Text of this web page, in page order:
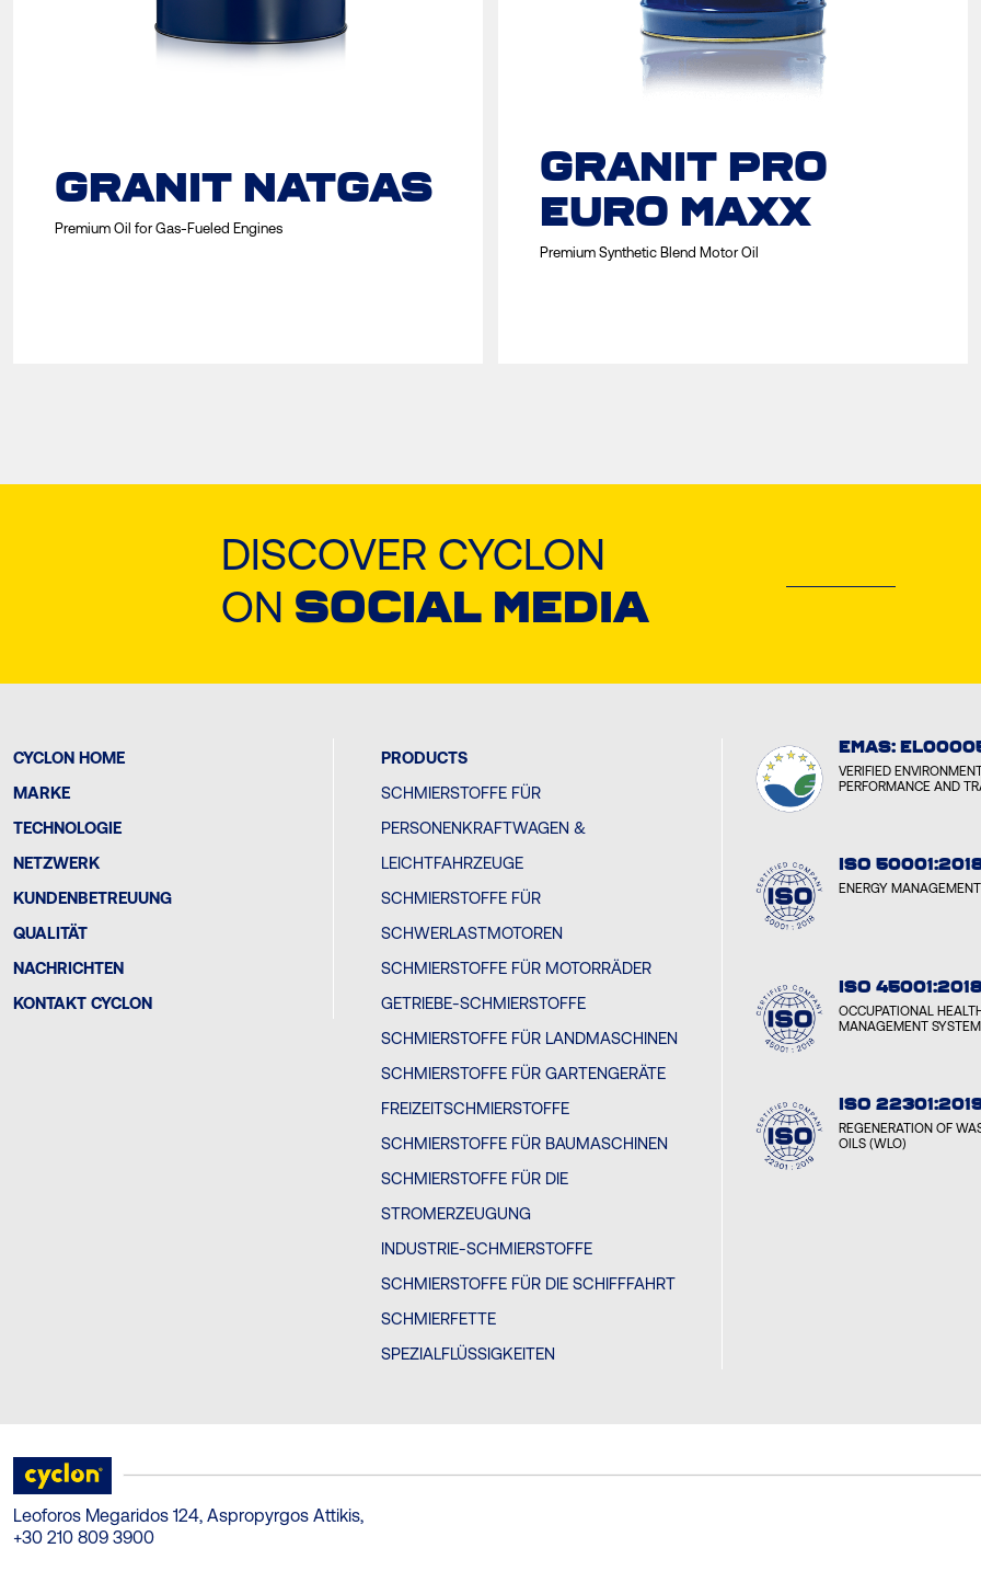
GRANIT NATGAS
Premium Oil for Gas-Fueled Engines
GRANIT PRO
EURO MAXX
Premium Synthetic Blend Motor Oil
DISCOVER CYCLON
ON SOCIAL MEDIA
CYCLON HOME
MARKE
TECHNOLOGIE
NETZWERK
KUNDENBETREUUNG
QUALITÄT
NACHRICHTEN
KONTAKT CYCLON
PRODUCTS
SCHMIERSTOFFE FÜR
PERSONENKRAFTWAGEN &
LEICHTFAHRZEUGE
SCHMIERSTOFFE FÜR
SCHWERLASTMOTOREN
SCHMIERSTOFFE FÜR MOTORRÄDER
GETRIEBE-SCHMIERSTOFFE
SCHMIERSTOFFE FÜR LANDMASCHINEN
SCHMIERSTOFFE FÜR GARTENGERÄTE
FREIZEITSCHMIERSTOFFE
SCHMIERSTOFFE FÜR BAUMASCHINEN
SCHMIERSTOFFE FÜR DIE
STROMERZEUGUNG
INDUSTRIE-SCHMIERSTOFFE
SCHMIERSTOFFE FÜR DIE SCHIFFFAHRT
SCHMIERFETTE
SPEZIALFLÜSSIGKEITEN
EMAS:
VERIFIED
PERFORMANCE AND
ISO
ENERGY
ISO
OCCUPATIONAL
MANAGEMENT SYSTEM
ISO
REGENERATION OF
OILS (WLO)
Leoforos Megaridos 124, Aspropyrgos Attikis,
+30 210 809 3900